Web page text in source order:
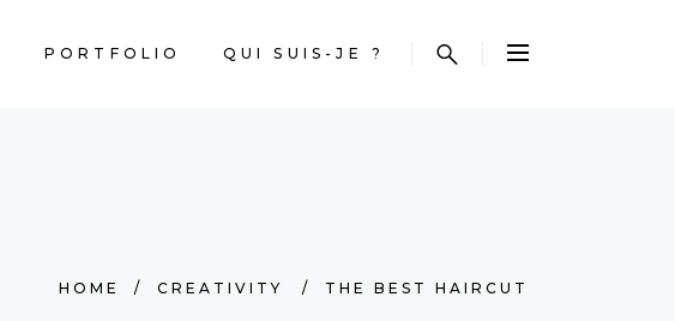
PORTFOLIO QUI SUIS-JE ?
HOME / CREATIVITY / THE BEST HAIRCUT